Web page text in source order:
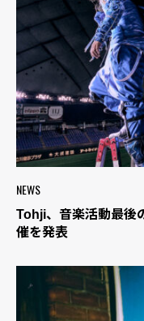
NEWS
Tohji、音楽活動最後
催を発表